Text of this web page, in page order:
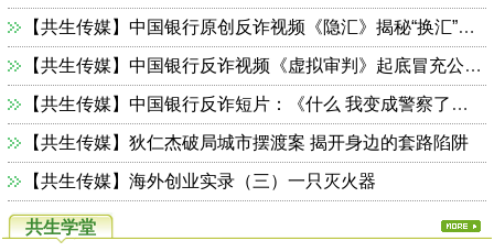
【共生传媒】中国银行原创反诈视频《隐汇》揭秘“换汇”陷阱
【共生传媒】中国银行反诈视频《虚拟审判》起底冒充公检法诈骗骗局
【共生传媒】中国银行反诈短片：《什么 我变成警察了！》带你揭秘骗局
【共生传媒】狄仁杰破局城市摆渡案 揭开身边的套路陷阱
【共生传媒】海外创业实录（三）一只灭火器
共生学堂